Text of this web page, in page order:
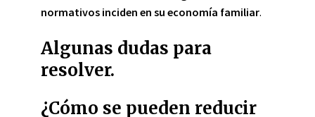
normativos inciden en su economía familiar.
Algunas dudas para
resolver.
¿Cómo se pueden reducir